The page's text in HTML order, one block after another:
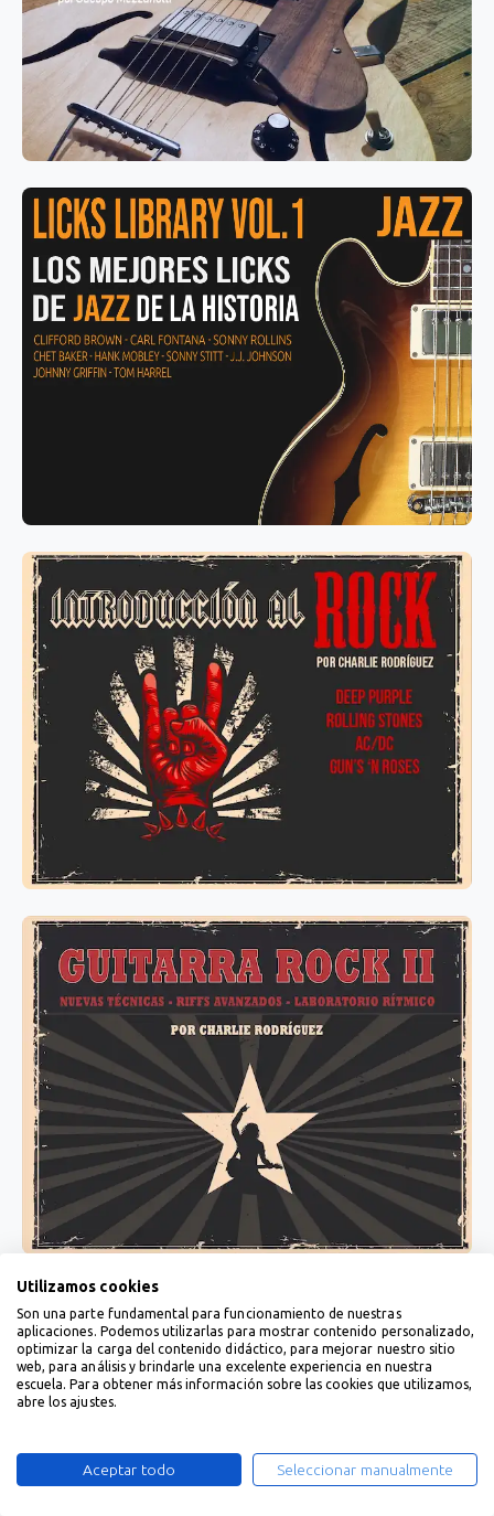
Utilizamos cookies
Son una parte fundamental para funcionamiento de nuestras
aplicaciones. Podemos utilizarlas para mostrar contenido personalizado,
optimizar la carga del contenido didáctico, para mejorar nuestro sitio
web, para análisis y brindarle una excelente experiencia en nuestra
escuela. Para obtener más información sobre las cookies que utilizamos,
abre los ajustes.
Aceptar todo Seleccionar manualmente